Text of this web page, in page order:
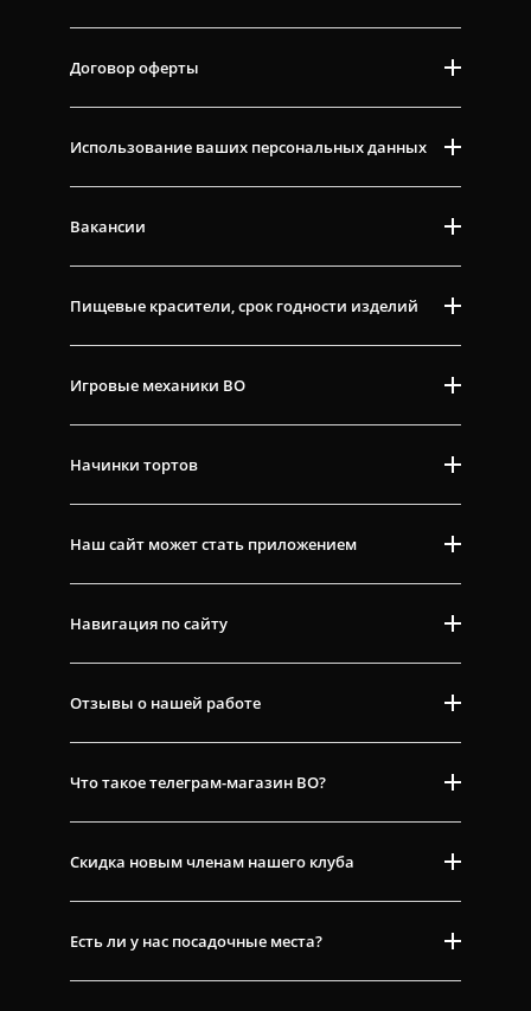
Договор оферты
Использование ваших персональных данных
Вакансии
Пищевые красители, срок годности изделий
Игровые механики ВО
Начинки тортов
Наш сайт может стать приложением
Навигация по сайту
Отзывы о нашей работе
Что такое телеграм-магазин ВО?
Скидка новым членам нашего клуба
Есть ли у нас посадочные места?